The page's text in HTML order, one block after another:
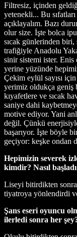
Filtresiz, içinden
yetenekli... Bu
açıklayalım. Bazı
olur size. İşte bolca
sıcak günlerinden biri,
trafiğiyle Anadolu
sinir sistemi ister. Enis
yerine yüzünde
Çekim eylül sayısı
yerimiz oldukça geniş
kıyafetlere ve sıcak
saniye dahi
motive ediyor. Yani
değil. Çünkü
başarıyor. İşte böyle
geçiyor: keşke ondan
Hepimizin severek
kimdir? Nasıl
Liseyi bitirdikten
tiyatroya yönlendirdi
Şans eseri oyuncu
ilerledi sonra her